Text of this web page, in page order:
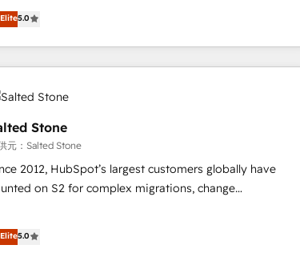
projects delivered and 370+ specialists across
APAC and NAM, we de-risk complex CRM
and accelerate ROI across every HubSpot
to AI-powered
we turn complexity into clarity, human at global
Others agree it is proof of trust built through
impact.
Elite5.0
Stone
元：Salted Stone
2012, HubSpot’s largest customers globally have
on S2 for complex migrations, change
deliver measurable impact and transform brand
one of the few full-service creative agencies
Elite5.0